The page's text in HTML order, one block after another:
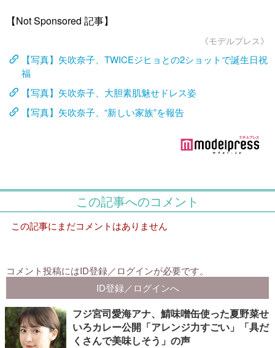
【Not Sponsored 記事】
《モデルプレス》
【写真】矢吹奈子、TWICEジヒョとの2ショットで誕生日祝
福
【写真】矢吹奈子、大胆素肌魅せドレス姿
【写真】矢吹奈子、“新しい家族”を報告
フジ宮司愛海アナ、鯖味噌缶使った夏野菜せ
いろカレー公開「アレンジ力すごい」「具だ
くさんで美味しそう」の声